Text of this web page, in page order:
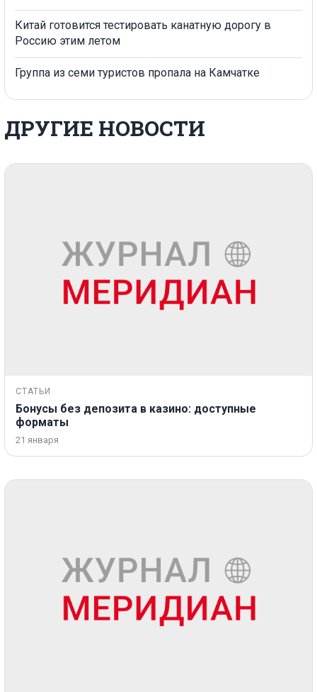
Китай готовится тестировать канатную дорогу в
Россию этим летом
Группа из семи туристов пропала на Камчатке
ДРУГИЕ НОВОСТИ
СТАТЬИ
Бонусы без депозита в казино: доступные
форматы
21 января